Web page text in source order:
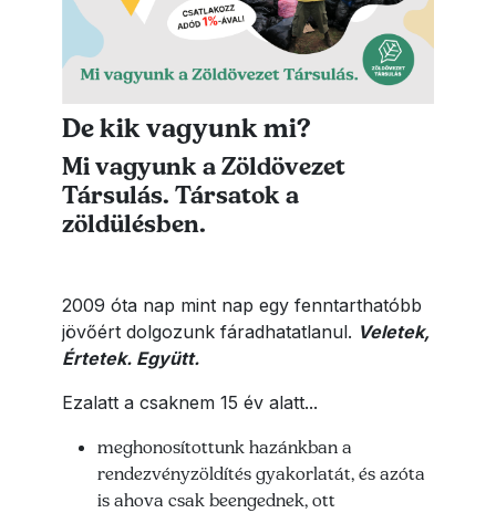
De kik vagyunk mi?
Mi vagyunk a Zöldövezet
Társulás. Társatok a
zöldülésben.
2009 óta nap mint nap egy fenntarthatóbb
jövőért dolgozunk fáradhatatlanul. Veletek,
Értetek. Együtt.
Ezalatt a csaknem 15 év alatt...
meghonosítottunk hazánkban a
rendezvényzöldítés gyakorlatát, és azóta
is ahova csak beengednek, ott